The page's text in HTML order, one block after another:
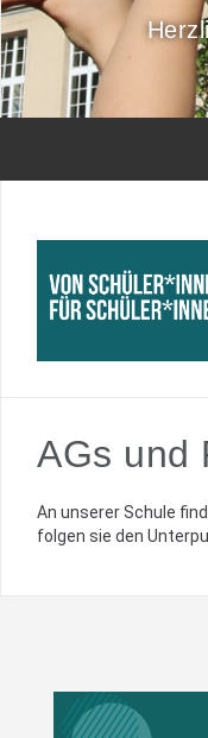
AGs und
An unserer Schule
folgen sie den